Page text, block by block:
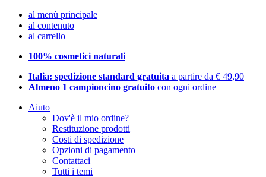
al menù principale
al contenuto
al carrello
100% cosmetici naturali
Italia: spedizione standard gratuita a partire da € 49,90
Almeno 1 campioncino gratuito con ogni ordine
Aiuto
Dov'è il mio ordine?
Restituzione prodotti
Costi di spedizione
Opzioni di pagamento
Contattaci
Tutti i temi